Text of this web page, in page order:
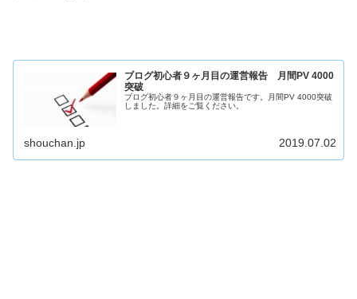
ブログ初心者９ヶ月目の運営報告 月間PV 4000
突破
ブログ初心者９ヶ月目の運営報告です。月間PV 4000突破
しました。詳細をご覧ください。
shouchan.jp 2019.07.02